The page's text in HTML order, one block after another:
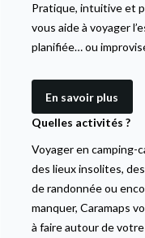
Pratique, intuitive et
vous aide à voyager
planifiée… ou
En savoir plus
Quelles activités ?
Voyager en camping-
des lieux insolites,
de randonnée ou
manquer, Caramaps
à faire autour de